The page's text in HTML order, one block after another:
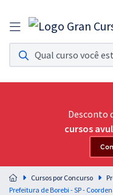
Assinatura Ilimitada
Acesso a todos os cursos.
Assinatura OAB Até
Acesso ilimitado a toda
Residências
Preparação completa e
residências em saúde do Brasil
Desconto
cursos
Cursos por Concurso
Prefeitura de Borebi - SP -